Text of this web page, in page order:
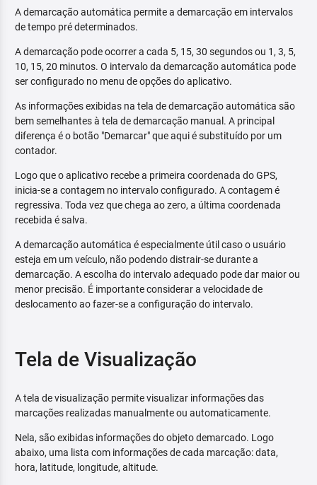
A demarcação automática permite a demarcação em intervalos
de tempo pré determinados.
A demarcação pode ocorrer a cada 5, 15, 30 segundos ou 1, 3, 5,
10, 15, 20 minutos. O intervalo da demarcação automática pode
ser configurado no menu de opções do aplicativo.
As informações exibidas na tela de demarcação automática são
bem semelhantes à tela de demarcação manual. A principal
diferença é o botão "Demarcar" que aqui é substituído por um
contador.
Logo que o aplicativo recebe a primeira coordenada do GPS,
inicia-se a contagem no intervalo configurado. A contagem é
regressiva. Toda vez que chega ao zero, a última coordenada
recebida é salva.
A demarcação automática é especialmente útil caso o usuário
esteja em um veículo, não podendo distrair-se durante a
demarcação. A escolha do intervalo adequado pode dar maior ou
menor precisão. É importante considerar a velocidade de
deslocamento ao fazer-se a configuração do intervalo.
Tela de Visualização
A tela de visualização permite visualizar informações das
marcações realizadas manualmente ou automaticamente.
Nela, são exibidas informações do objeto demarcado. Logo
abaixo, uma lista com informações de cada marcação: data,
hora, latitude, longitude, altitude.